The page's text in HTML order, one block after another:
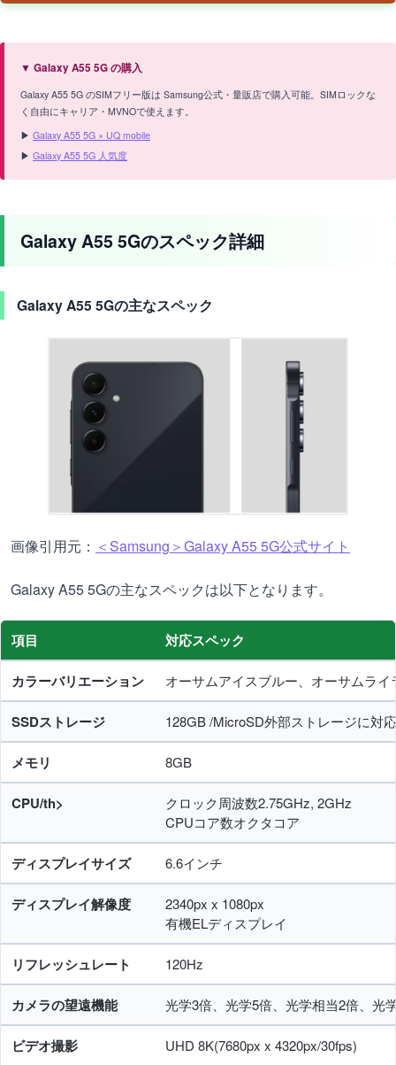
▼ Galaxy A55 5G の購入
Galaxy A55 5G のSIMフリー版は Samsung公式・量販店で購入可能。SIMロックな
く自由にキャリア・MVNOで使えます。
▶ Galaxy A55 5G × UQ mobile
▶ Galaxy A55 5G 人気度
Galaxy A55 5Gのスペック詳細
Galaxy A55 5Gの主なスペック
画像引用元： ＜Samsung＞Galaxy A55 5G公式サイト
Galaxy A55 5Gの主なスペックは以下となります。
項目 対応スペック
カラーバリエーション オーサムアイスブルー、オーサムラ
SSDストレージ 128GB /MicroSD外部ストレージに対
メモリ 8GB
CPU/th>
クロック周波数2.75GHz, 2GHz
CPUコア数オクタコア
ディスプレイサイズ 6.6インチ
ディスプレイ解像度
2340px x 1080px
有機ELディスプレイ
リフレッシュレート 120Hz
カメラの望遠機能 光学3倍、光学5倍、光学相当2倍、光
ビデオ撮影 UHD 8K(7680px x 4320px/30fps)